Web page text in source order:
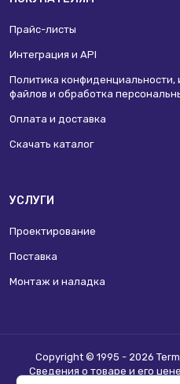
Прайс-листы
Интеграция и API
Политика конфиденциальности,
файлов и обработка
Оплата и доставка
Скачать каталог
УСЛУГИ
Проектирование
Поставка
Монтаж и наладка
Copyright © 1995 - 2026
Сведения о товаре и его